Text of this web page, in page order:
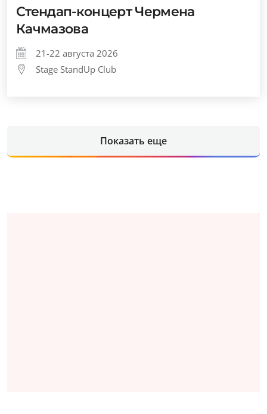
Стендап-концерт Чермена
Качмазова
21-22 августа 2026
Stage StandUp Club
Показать еще